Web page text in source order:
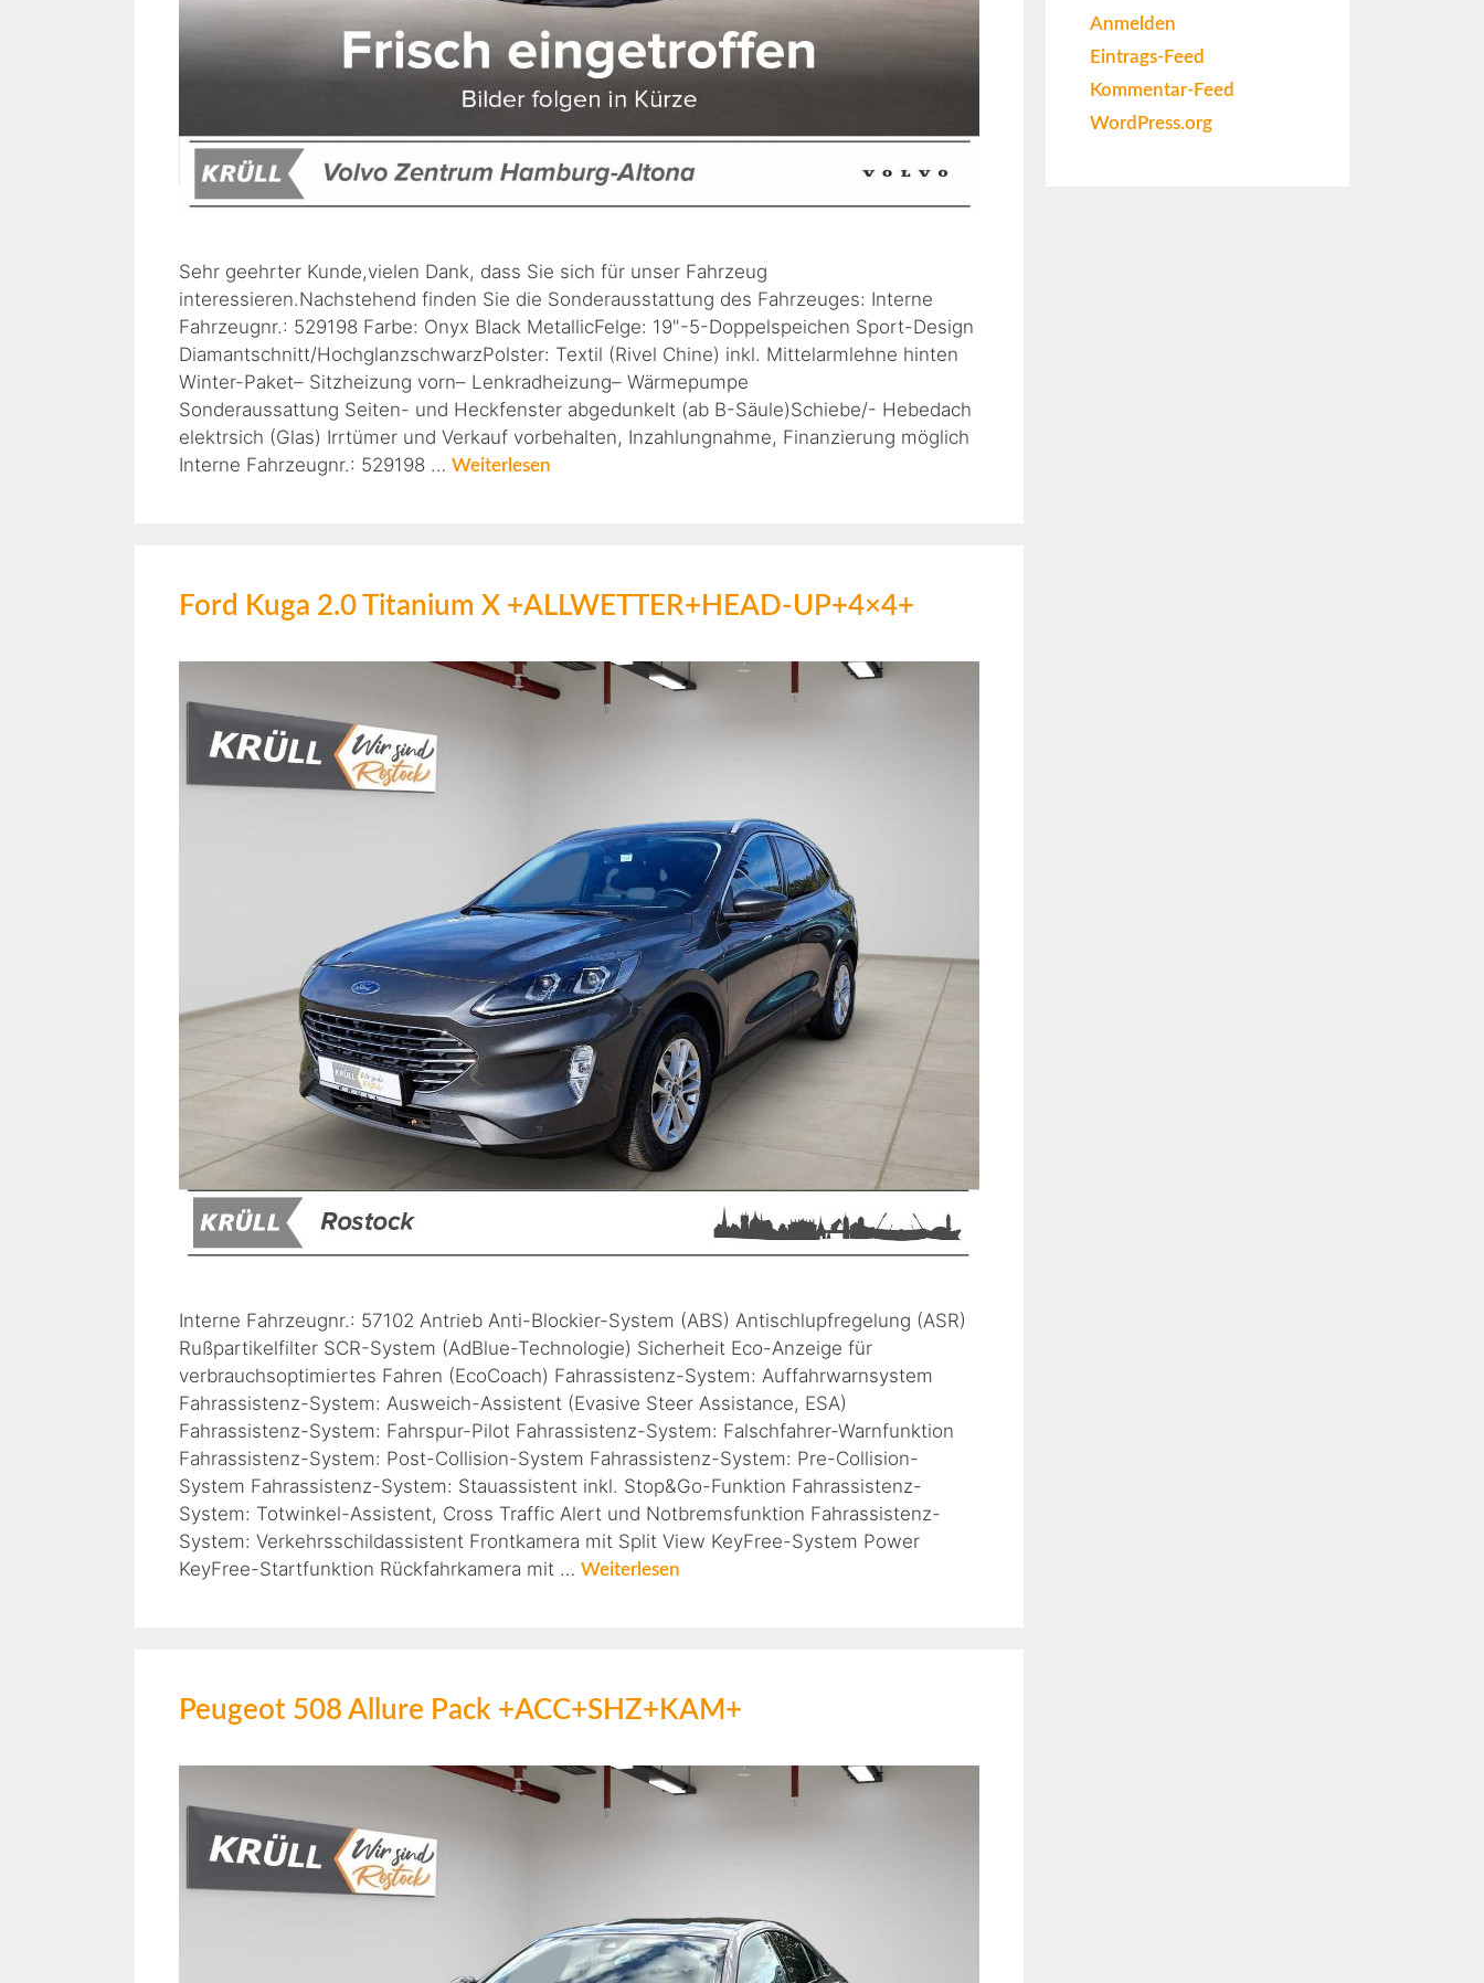
Sehr geehrter Kunde,vielen Dank, dass Sie sich für unser Fahrzeug
interessieren.Nachstehend finden Sie die Sonderausstattung des Fahrzeuges: Interne
Fahrzeugnr.: 529198 Farbe: Onyx Black MetallicFelge: 19"-5-Doppelspeichen Sport-Design
Diamantschnitt/HochglanzschwarzPolster: Textil (Rivel Chine) inkl. Mittelarmlehne hinten
Winter-Paket– Sitzheizung vorn– Lenkradheizung– Wärmepumpe
Sonderaussattung Seiten- und Heckfenster abgedunkelt (ab B-Säule)Schiebe/- Hebedach
elektrsich (Glas) Irrtümer und Verkauf vorbehalten, Inzahlungnahme, Finanzierung möglich
Interne Fahrzeugnr.: 529198 … Weiterlesen
Ford Kuga 2.0 Titanium X +ALLWETTER+HEAD-UP+4×4+
Interne Fahrzeugnr.: 57102 Antrieb Anti-Blockier-System (ABS) Antischlupfregelung (ASR)
Rußpartikelfilter SCR-System (AdBlue-Technologie) Sicherheit Eco-Anzeige für
verbrauchsoptimiertes Fahren (EcoCoach) Fahrassistenz-System: Auffahrwarnsystem
Fahrassistenz-System: Ausweich-Assistent (Evasive Steer Assistance, ESA)
Fahrassistenz-System: Fahrspur-Pilot Fahrassistenz-System: Falschfahrer-Warnfunktion
Fahrassistenz-System: Post-Collision-System Fahrassistenz-System: Pre-Collision-
System Fahrassistenz-System: Stauassistent inkl. Stop&Go-Funktion Fahrassistenz-
System: Totwinkel-Assistent, Cross Traffic Alert und Notbremsfunktion Fahrassistenz-
System: Verkehrsschildassistent Frontkamera mit Split View KeyFree-System Power
KeyFree-Startfunktion Rückfahrkamera mit … Weiterlesen
Peugeot 508 Allure Pack +ACC+SHZ+KAM+
Anmelden
Eintrags-Feed
Kommentar-Feed
WordPress.org